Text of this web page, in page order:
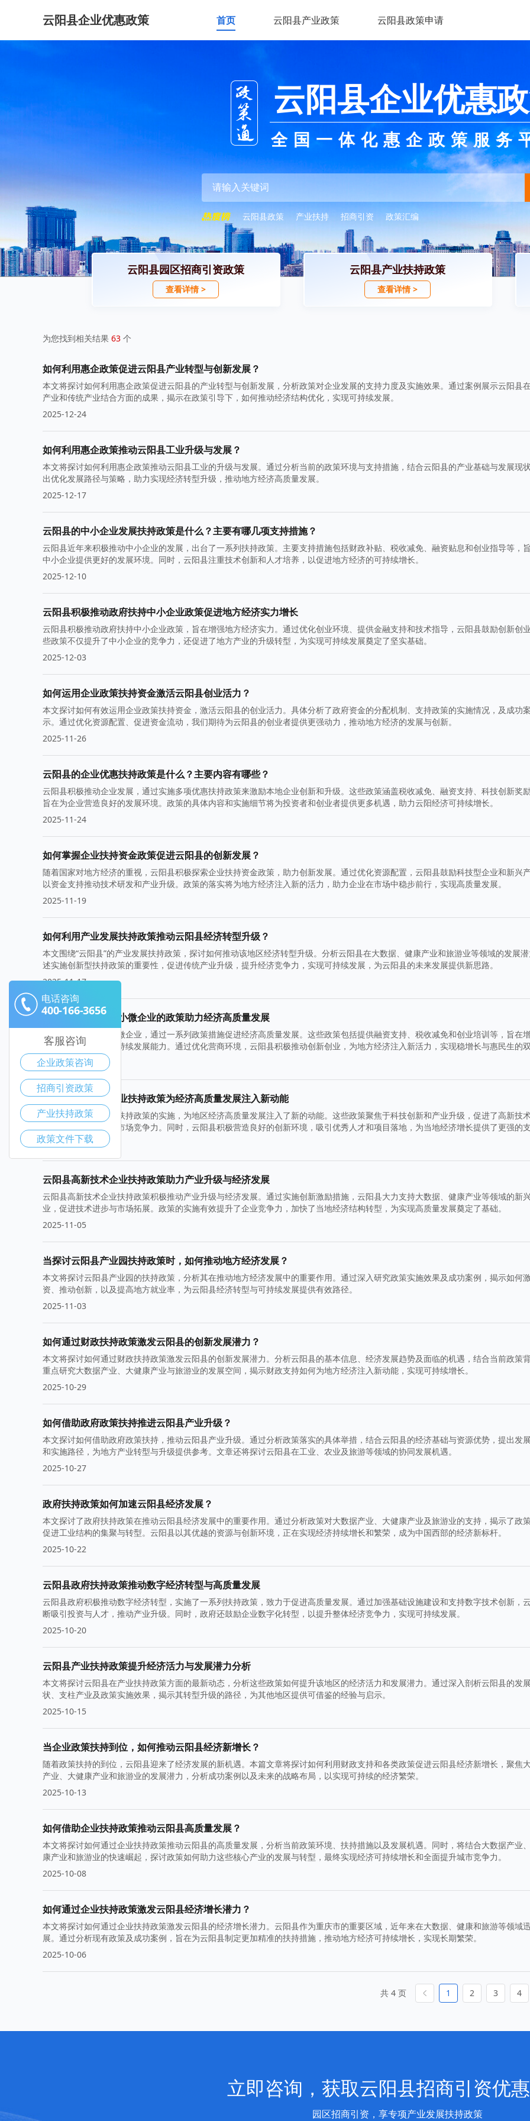
云阳县企业优惠政策 首页 云阳县产业政策 云阳县政策申请
云阳县企业优惠
全国一体化惠企政策服务
云阳县政策 产业扶持 招商引资 政策汇编
云阳县园区招商引资政策
查看详情 >
云阳县产业扶持政策
查看详情 >
为您找到相关结果 63 个
如何利用惠企政策促进云阳县产业转型与创新发展？
本文将探讨如何利用惠企政策促进云阳县的产业转型与创新发展，分析政策对企业发展的支持力度及实施效果。通过案例展示云阳县
产业和传统产业结合方面的成果，揭示在政策引导下，如何推动经济结构优化，实现可持续发展。
2025-12-24
如何利用惠企政策推动云阳县工业升级与发展？
本文将探讨如何利用惠企政策推动云阳县工业的升级与发展。通过分析当前的政策环境与支持措施，结合云阳县的产业基础与发展现
出优化发展路径与策略，助力实现经济转型升级，推动地方经济高质量发展。
2025-12-17
云阳县的中小企业发展扶持政策是什么？主要有哪几项支持措施？
云阳县近年来积极推动中小企业的发展，出台了一系列扶持政策。主要支持措施包括财政补贴、税收减免、融资贴息和创业指导等，
中小企业提供更好的发展环境。同时，云阳县注重技术创新和人才培养，以促进地方经济的可持续增长。
2025-12-10
云阳县积极推动政府扶持中小企业政策促进地方经济实力增长
云阳县积极推动政府扶持中小企业政策，旨在增强地方经济实力。通过优化创业环境、提供金融支持和技术指导，云阳县鼓励创新创
些政策不仅提升了中小企业的竞争力，还促进了地方产业的升级转型，为实现可持续发展奠定了坚实基础。
2025-12-03
如何运用企业政策扶持资金激活云阳县创业活力？
本文探讨如何有效运用企业政策扶持资金，激活云阳县的创业活力。具体分析了政府资金的分配机制、支持政策的实施情况，及成功
示。通过优化资源配置、促进资金流动，我们期待为云阳县的创业者提供更强动力，推动地方经济的发展与创新。
2025-11-26
云阳县的企业优惠扶持政策是什么？主要内容有哪些？
云阳县积极推动企业发展，通过实施多项优惠扶持政策来激励本地企业创新和升级。这些政策涵盖税收减免、融资支持、科技创新奖励
旨在为企业营造良好的发展环境。政策的具体内容和实施细节将为投资者和创业者提供更多机遇，助力云阳经济可持续增长。
2025-11-24
如何掌握企业扶持资金政策促进云阳县的创新发展？
随着国家对地方经济的重视，云阳县积极探索企业扶持资金政策，助力创新发展。通过优化资源配置，云阳县鼓励科技型企业和新兴产
以资金支持推动技术研发和产业升级。政策的落实将为地方经济注入新的活力，助力企业在市场中稳步前行，实现高质量发展。
2025-11-19
如何利用产业发展扶持政策推动云阳县经济转型升级？
本文围绕“云阳县”的产业发展扶持政策，探讨如何推动该地区经济转型升级。分析云阳县在大数据、健康产业和旅游业等领域的发展
述实施创新型扶持政策的重要性，促进传统产业升级，提升经济竞争力，实现可持续发展，为云阳县的未来发展提供新思路。
2025-11-17
云阳县致力于扶持小微企业的政策助力经济高质量发展
云阳县致力于扶持小微企业，通过一系列政策措施促进经济高质量发展。这些政策包括提供融资支持、税收减免和创业培训等，旨在
微企业的竞争力和可持续发展能力。通过优化营商环境，云阳县积极推动创新创业，为地方经济注入新活力，实现稳增长与惠民生的
标。
2025-11-12
云阳县高新技术企业扶持政策为经济高质量发展注入新动能
云阳县高新技术企业扶持政策的实施，为地区经济高质量发展注入了新的动能。这些政策聚焦于科技创新和产业升级，促进了高新技
的快速发展，增强了市场竞争力。同时，云阳县积极营造良好的创新环境，吸引优秀人才和项目落地，为当地经济增长提供了更强的支
2025-11-10
云阳县高新技术企业扶持政策助力产业升级与经济发展
云阳县高新技术企业扶持政策积极推动产业升级与经济发展。通过实施创新激励措施，云阳县大力支持大数据、健康产业等领域的新
业，促进技术进步与市场拓展。政策的实施有效提升了企业竞争力，加快了当地经济结构转型，为实现高质量发展奠定了基础。
2025-11-05
当探讨云阳县产业园扶持政策时，如何推动地方经济发展？
本文将探讨云阳县产业园的扶持政策，分析其在推动地方经济发展中的重要作用。通过深入研究政策实施效果及成功案例，揭示如何
资、推动创新，以及提高地方就业率，为云阳县经济转型与可持续发展提供有效路径。
2025-11-03
如何通过财政扶持政策激发云阳县的创新发展潜力？
本文将探讨如何通过财政扶持政策激发云阳县的创新发展潜力。分析云阳县的基本信息、经济发展趋势及面临的机遇，结合当前政策背
重点研究大数据产业、大健康产业与旅游业的发展空间，揭示财政支持如何为地方经济注入新动能，实现可持续增长。
2025-10-29
如何借助政府政策扶持推进云阳县产业升级？
本文探讨如何借助政府政策扶持，推动云阳县产业升级。通过分析政策落实的具体举措，结合云阳县的经济基础与资源优势，提出发
和实施路径，为地方产业转型与升级提供参考。文章还将探讨云阳县在工业、农业及旅游等领域的协同发展机遇。
2025-10-27
政府扶持政策如何加速云阳县经济发展？
本文探讨了政府扶持政策在推动云阳县经济发展中的重要作用。通过分析政策对大数据产业、大健康产业及旅游业的支持，揭示了政
促进工业结构的集聚与转型。云阳县以其优越的资源与创新环境，正在实现经济持续增长和繁荣，成为中国西部的经济新标杆。
2025-10-22
云阳县政府扶持政策推动数字经济转型与高质量发展
云阳县政府积极推动数字经济转型，实施了一系列扶持政策，致力于促进高质量发展。通过加强基础设施建设和支持数字技术创新，
断吸引投资与人才，推动产业升级。同时，政府还鼓励企业数字化转型，以提升整体经济竞争力，实现可持续发展。
2025-10-20
云阳县产业扶持政策提升经济活力与发展潜力分析
本文将探讨云阳县在产业扶持政策方面的最新动态，分析这些政策如何提升该地区的经济活力和发展潜力。通过深入剖析云阳县的发
状、支柱产业及政策实施效果，揭示其转型升级的路径，为其他地区提供可借鉴的经验与启示。
2025-10-15
当企业政策扶持到位，如何推动云阳县经济新增长？
随着政策扶持的到位，云阳县迎来了经济发展的新机遇。本篇文章将探讨如何利用财政支持和各类政策促进云阳县经济新增长，聚焦
产业、大健康产业和旅游业的发展潜力，分析成功案例以及未来的战略布局，以实现可持续的经济繁荣。
2025-10-13
如何借助企业扶持政策推动云阳县高质量发展？
本文将探讨如何通过企业扶持政策推动云阳县的高质量发展，分析当前政策环境、扶持措施以及发展机遇。同时，将结合大数据产业
康产业和旅游业的快速崛起，探讨政策如何助力这些核心产业的发展与转型，最终实现经济可持续增长和全面提升城市竞争力。
2025-10-08
如何通过企业扶持政策激发云阳县经济增长潜力？
本文将探讨如何通过企业扶持政策激发云阳县的经济增长潜力。云阳县作为重庆市的重要区域，近年来在大数据、健康和旅游等领域
展。通过分析现有政策及成功案例，旨在为云阳县制定更加精准的扶持措施，推动地方经济可持续增长，实现长期繁荣。
2025-10-06
共 4 页 1 2 3 4
电话咨询
400-166-3656
客服咨询
企业政策咨询
招商引资政策
产业扶持政策
政策文件下载
立即咨询，获取云阳县招商引资优
园区招商引资，享专项产业发展扶持政策